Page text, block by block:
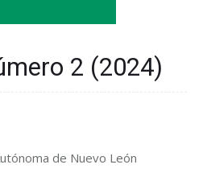
2 (2024)
de Nuevo León